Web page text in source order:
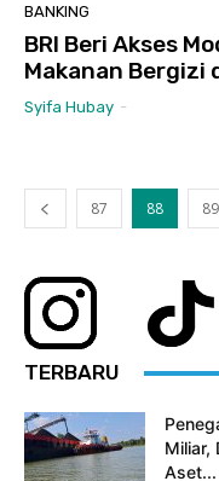
BANKING
BRI Beri Akses
Makanan Bergizi
Syifa Hubay -
87 88 89
TERBARU
Miliar,
Aset...